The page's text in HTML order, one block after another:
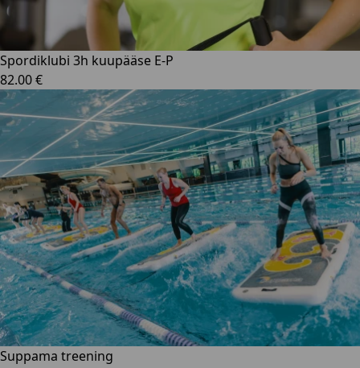
Spordiklubi 3h kuupääse E-P
82.00 €
Suppama treening